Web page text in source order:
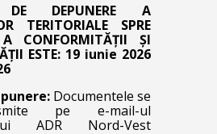
DE DEPUNERE A
TERITORIALE SPRE
A CONFORMITĂȚII ȘI
ESTE: 19 iunie 2026
Documentele se
pe e-mail-ul
ADR Nord-Vest